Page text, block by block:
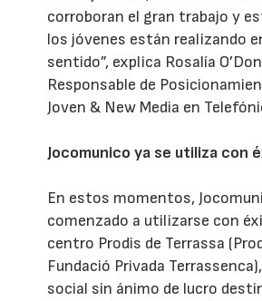
corroboran el gran trabajo y
los jóvenes están realizando
sentido”, explica Rosalía
Responsable de
Joven & New Media en
Jocomunico ya se utiliza con
En estos momentos,
comenzado a utilizarse con
centro Prodis de Terrassa
Fundació Privada
social sin ánimo de lucro